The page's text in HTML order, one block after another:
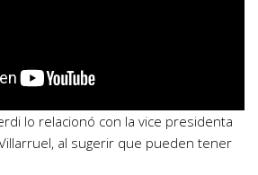
lo relacionó con la vice presidenta
al sugerir que pueden tener